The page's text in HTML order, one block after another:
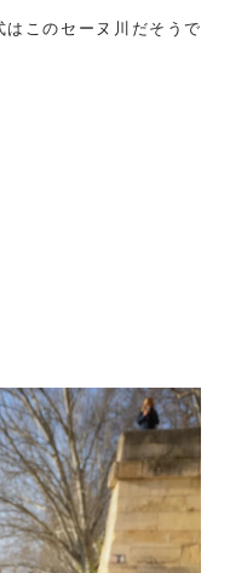
このセーヌ川だそうで